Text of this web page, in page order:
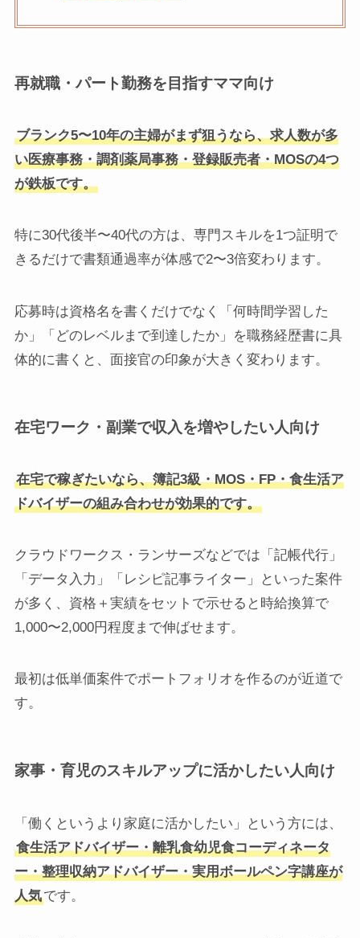
再就職・パート勤務を目指すママ向け
ブランク5〜10年の主婦がまず狙うなら、求人数が多
い医療事務・調剤薬局事務・登録販売者・MOSの4つ
が鉄板です。
特に30代後半〜40代の方は、専門スキルを1つ証明で
きるだけで書類通過率が体感で2〜3倍変わります。
応募時は資格名を書くだけでなく「何時間学習した
か」「どのレベルまで到達したか」を職務経歴書に具
体的に書くと、面接官の印象が大きく変わります。
在宅ワーク・副業で収入を増やしたい人向け
在宅で稼ぎたいなら、簿記3級・MOS・FP・食生活ア
ドバイザーの組み合わせが効果的です。
クラウドワークス・ランサーズなどでは「記帳代行」
「データ入力」「レシピ記事ライター」といった案件
が多く、資格＋実績をセットで示せると時給換算で
1,000〜2,000円程度まで伸ばせます。
最初は低単価案件でポートフォリオを作るのが近道で
す。
家事・育児のスキルアップに活かしたい人向け
「働くというより家庭に活かしたい」という方には、
食生活アドバイザー・離乳食幼児食コーディネータ
ー・整理収納アドバイザー・実用ボールペン字講座が
人気です。